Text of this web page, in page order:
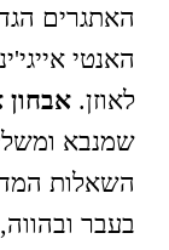
האתגרים
האנטי
לאוזן. אבחון
שמנבא
השאלות
בעבר